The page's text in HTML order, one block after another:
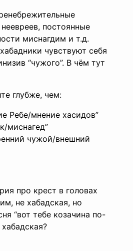
постоянные
миснагдим и т.д.
чувствуют себя
“чужого”. В чём тут
глубже, чем:
Ребе/мнение хасидов”
миснагед”
чужой/внешний
про крест в головах
не хабадская, но
“вот тебе козачина по-